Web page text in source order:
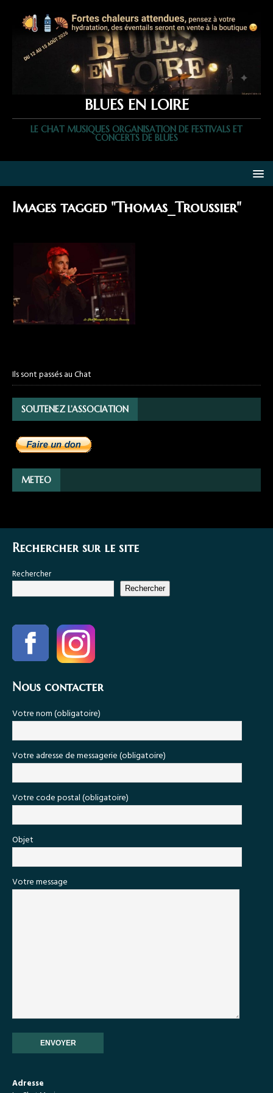
BLUES EN LOIRE
LE CHAT MUSIQUES ORGANISATION DE FESTIVALS ET
CONCERTS DE BLUES
Images tagged "Thomas_Troussier"
Ils sont passés au Chat
SOUTENEZ L’ASSOCIATION
METEO
Rechercher sur le site
Rechercher
Rechercher
Nous contacter
Votre nom (obligatoire)
Votre adresse de messagerie (obligatoire)
Votre code postal (obligatoire)
Objet
Votre message
Adresse